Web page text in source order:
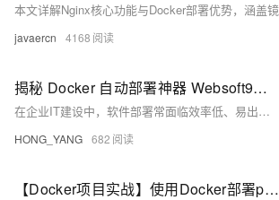
javaercn 4168
揭秘 Docker 自动部署神器 Websoft9：热门开源软件一键部署
在企业IT建设中，软件部署常面临效率低、易出错等问题。通过Docker与自动化工具，可实现高效、标准化和可追溯的部署流程，提升企业应用交付效率，降低运维门槛，助力中小企业实现自动化部署。
HONG_YANG 682
【Docker项目实战】使用Docker部署paopao-ce微社区